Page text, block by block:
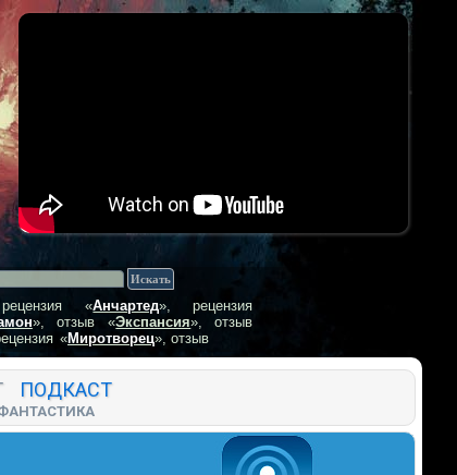
«Анчартед», рецензия
», отзыв «Экспансия», отзыв
«Миротворец», отзыв
ПОДКАСТ